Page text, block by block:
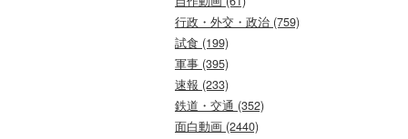
行政・外交・政治 (759)
試食 (199)
軍事 (395)
速報 (233)
鉄道・交通 (352)
面白動画 (2440)